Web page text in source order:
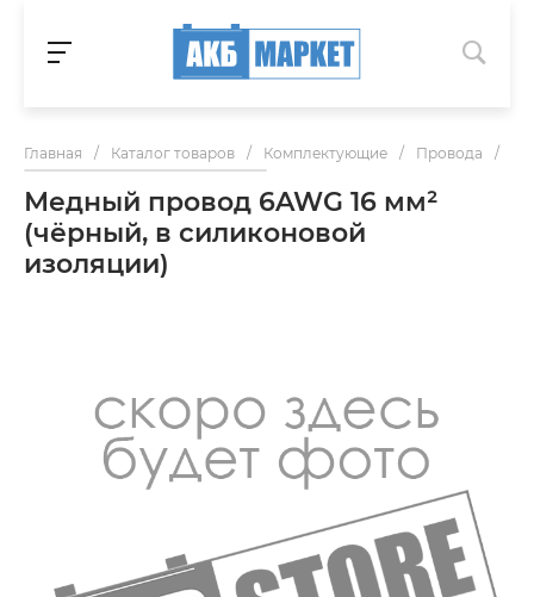
Главная / Каталог товаров / Комплектующие / Провода /
Медный провод 6AWG 16 мм²
(чёрный, в силиконовой
изоляции)